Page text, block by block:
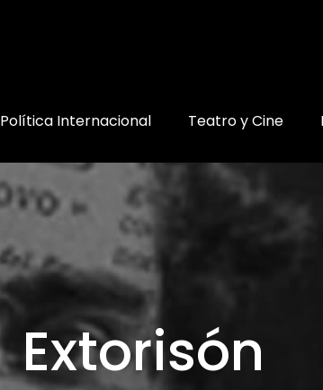
Política Internacional Teatro y Cine
Extorisón